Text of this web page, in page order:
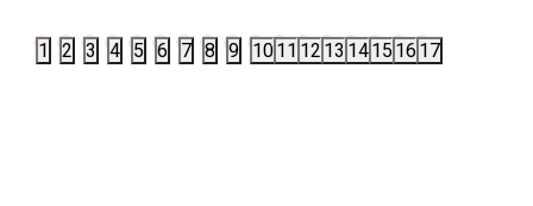
1 2 3 4 5 6 7 8 9 1011 12 13 1415 16 17